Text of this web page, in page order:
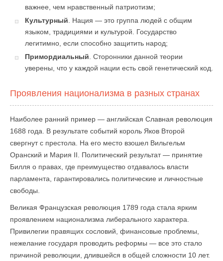
важнее, чем нравственный патриотизм;
Культурный. Нация — это группа людей с общим
языком, традициями и культурой. Государство
легитимно, если способно защитить народ;
Примордиальный. Сторонники данной теории
уверены, что у каждой нации есть свой генетический код.
Проявления национализма в разных странах
Наиболее ранний пример — английская Славная революция
1688 года. В результате событий король Яков Второй
свергнут с престола. На его место взошел Вильгельм
Оранский и Мария II. Политический результат — принятие
Билля о правах, где преимущество отдавалось власти
парламента, гарантировались политические и личностные
свободы.
Великая Французская революция 1789 года стала ярким
проявлением национализма либерального характера.
Привилегии правящих сословий, финансовые проблемы,
нежелание государя проводить реформы — все это стало
причиной революции, длившейся в общей сложности 10 лет.